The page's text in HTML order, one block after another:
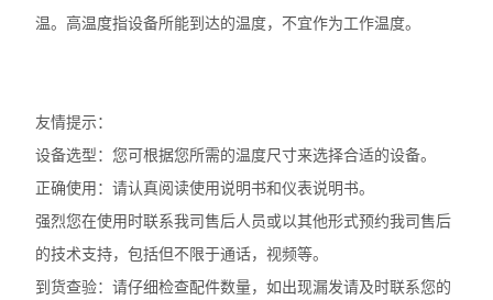
温。高温度指设备所能到达的温度，不宜作为工作温度。
友情提示：
设备选型：您可根据您所需的温度尺寸来选择合适的设备。
正确使用：请认真阅读使用说明书和仪表说明书。
强烈您在使用时联系我司售后人员或以其他形式预约我司售后
的技术支持，包括但不限于通话，视频等。
到货查验：请仔细检查配件数量，如出现漏发请及时联系您的